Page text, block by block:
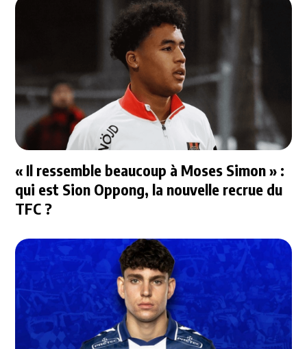
« Il ressemble beaucoup à Moses Simon » :
qui est Sion Oppong, la nouvelle recrue du
TFC ?